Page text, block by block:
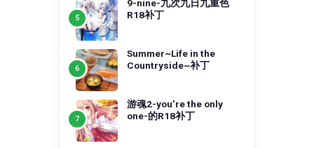
9-nine-九次九日九重色
R18补丁
Summer~Life in the
Countryside~补丁
游魂2-you’re the only
one-的R18补丁